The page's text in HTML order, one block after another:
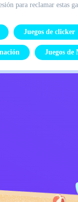
para reclamar estas
Juegos de clicker
Juegos de